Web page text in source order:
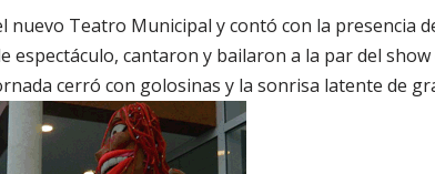
nuevo Teatro Municipal y contó con la presencia
espectáculo, cantaron y bailaron a la par del
cerró con golosinas y la sonrisa latente de